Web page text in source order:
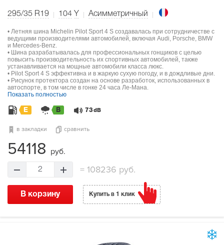
295/35 R19 104 Y Асимметричный
• Летняя шина Michelin Pilot Sport 4 S создавалась при сотрудничестве с
ведущими производителями автомобилей, включая Audi, Porsche, BMW
и Mercedes-Benz.
• Шина разрабатывалась для профессиональных гонщиков с целью
повысить производительность их спортивных автомобилей, также
устанавливается на мощные автомобили класса люкс.
• Pilot Sport 4 S эффективна и в жаркую сухую погоду, и в дождливые дни.
• Рисунок протектора создан на основе разработок, использованных в
автоспорте, в том числе в гонке 24 часа Ле-Мана.
Показать полностью
E B 73 dB
в закладки сравнить
54118 руб.
2 = 108236 руб.
В корзину Купить в 1 клик